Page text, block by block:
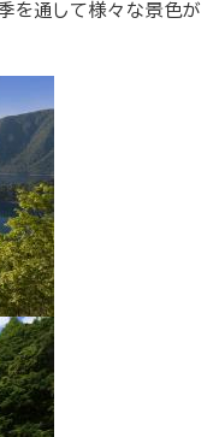
を通して様々な景色が